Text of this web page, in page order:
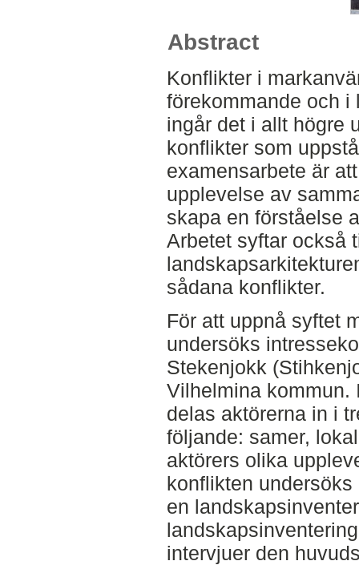
Abstract
Konflikter i
förekommande och
ingår det i allt högre
konflikter som
examensarbete är
upplevelse av
skapa en förståelse
Arbetet syftar också
sådana konflikter.
För att uppnå syftet
undersöks
Stekenjokk
Vilhelmina kommun.
delas aktörerna in i
följande: samer,
aktörers olika
konflikten
en
intervjuer den